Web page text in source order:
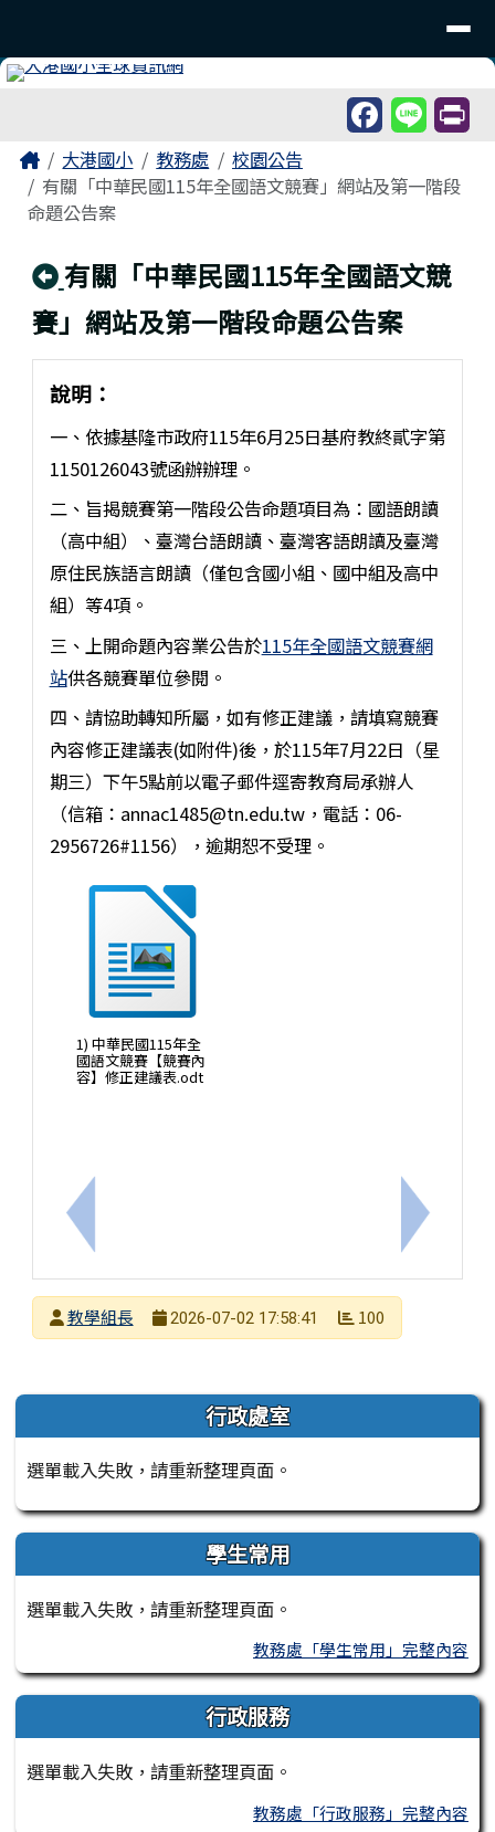
主內容區域
Home大港國小 教務處
校園公告
有關「中華民國115年全國語文競賽」網站及第一階段
命題公告案
回上頁
有關「中華民國115年全國語文競
賽」網站及第一階段命題公告案
上一筆：夢的N次方素養工作坊–中二區（南投場）
說明：
一、依據基隆市政府115年6月25日基府教終貳字第
1150126043號函辦辦理。
二、旨揭競賽第一階段公告命題項目為：國語朗讀
（高中組）、臺灣台語朗讀、臺灣客語朗讀及臺灣
原住民族語言朗讀（僅包含國小組、國中組及高中
組）等4項。
三、上開命題內容業公告於115年全國語文競賽網
站供各競賽單位參閱。
四、請協助轉知所屬，如有修正建議，請填寫競賽
內容修正建議表(如附件)後，於115年7月22日（星
期三）下午5點前以電子郵件逕寄教育局承辦人
（信箱：annac1485@tn.edu.tw，電話：06-
2956726#1156），逾期恕不受理。
1) 中華民國115年全
國語文競賽【競賽內
容】修正建議表.odt
下一筆：
發布者
教學組長
2026-07-02 17:58:41 100
左邊區域內容 行政處室
選單載入失敗，請重新整理頁面。
學生常用
選單載入失敗，請重新整理頁面。
教務處「學生常用」完整內容
行政服務
選單載入失敗，請重新整理頁面。
教務處「行政服務」完整內容
頁尾區域